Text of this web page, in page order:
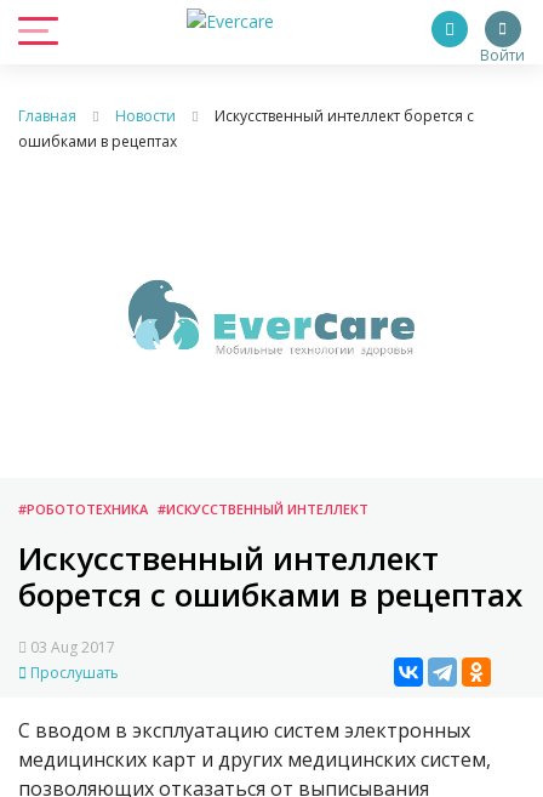
Войти
Главная Новости
Искусственный интеллект борется с
ошибками в рецептах
#РОБОТОТЕХНИКА #ИСКУССТВЕННЫЙ ИНТЕЛЛЕКТ
Искусственный интеллект
борется с ошибками в рецептах
03 Aug 2017
Прослушать
С вводом в эксплуатацию систем электронных
медицинских карт и других медицинских систем,
позволяющих отказаться от выписывания